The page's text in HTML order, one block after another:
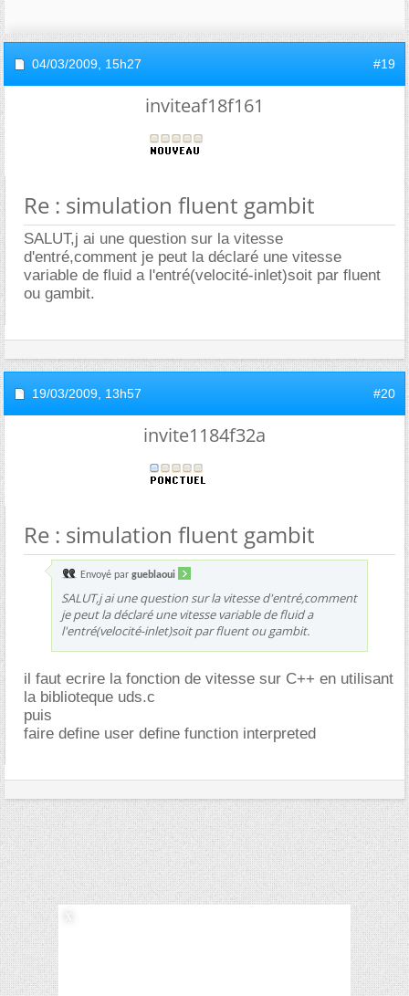
04/03/2009, 15h27 #19
inviteaf18f161
Re : simulation fluent gambit
SALUT,j ai une question sur la vitesse
d'entré,comment je peut la déclaré une vitesse
variable de fluid a l'entré(velocité-inlet)soit par fluent
ou gambit.
19/03/2009, 13h57 #20
invite1184f32a
Re : simulation fluent gambit
Envoyé par gueblaoui
SALUT,j ai une question sur la vitesse d'entré,comment
je peut la déclaré une vitesse variable de fluid a
l'entré(velocité-inlet)soit par fluent ou gambit.
il faut ecrire la fonction de vitesse sur C++ en utilisant
la biblioteque uds.c
puis
faire define user define function interpreted